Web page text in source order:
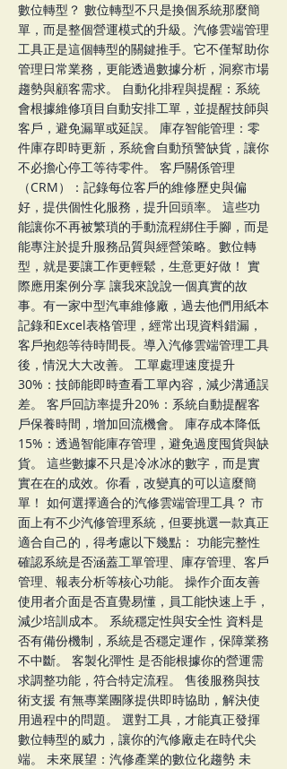
數位轉型？ 數位轉型不只是換個系統那麼簡
單，而是整個營運模式的升級。汽修雲端管理
工具正是這個轉型的關鍵推手。它不僅幫助你
管理日常業務，更能透過數據分析，洞察市場
趨勢與顧客需求。 自動化排程與提醒：系統
會根據維修項目自動安排工單，並提醒技師與
客戶，避免漏單或延誤。 庫存智能管理：零
件庫存即時更新，系統會自動預警缺貨，讓你
不必擔心停工等待零件。 客戶關係管理
（CRM）：記錄每位客戶的維修歷史與偏
好，提供個性化服務，提升回頭率。 這些功
能讓你不再被繁瑣的手動流程綁住手腳，而是
能專注於提升服務品質與經營策略。數位轉
型，就是要讓工作更輕鬆，生意更好做！ 實
際應用案例分享 讓我來說說一個真實的故
事。有一家中型汽車維修廠，過去他們用紙本
記錄和Excel表格管理，經常出現資料錯漏，
客戶抱怨等待時間長。導入汽修雲端管理工具
後，情況大大改善。 工單處理速度提升
30%：技師能即時查看工單內容，減少溝通誤
差。 客戶回訪率提升20%：系統自動提醒客
戶保養時間，增加回流機會。 庫存成本降低
15%：透過智能庫存管理，避免過度囤貨與缺
貨。 這些數據不只是冷冰冰的數字，而是實
實在在的成效。你看，改變真的可以這麼簡
單！ 如何選擇適合的汽修雲端管理工具？ 市
面上有不少汽修管理系統，但要挑選一款真正
適合自己的，得考慮以下幾點： 功能完整性
確認系統是否涵蓋工單管理、庫存管理、客戶
管理、報表分析等核心功能。 操作介面友善
使用者介面是否直覺易懂，員工能快速上手，
減少培訓成本。 系統穩定性與安全性 資料是
否有備份機制，系統是否穩定運作，保障業務
不中斷。 客製化彈性 是否能根據你的營運需
求調整功能，符合特定流程。 售後服務與技
術支援 有無專業團隊提供即時協助，解決使
用過程中的問題。 選對工具，才能真正發揮
數位轉型的威力，讓你的汽修廠走在時代尖
端。 未來展望：汽修產業的數位化趨勢 未